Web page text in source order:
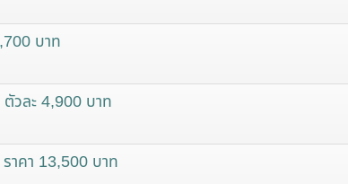
บาท
วละ 4,900 บาท
าคา 13,500 บาท